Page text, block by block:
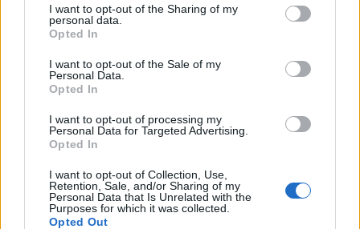
I want to opt-out of the Sharing of my
personal data.
Opted In
I want to opt-out of the Sale of my
Personal Data.
Opted In
I want to opt-out of processing my
Personal Data for Targeted Advertising.
Opted In
I want to opt-out of Collection, Use,
Retention, Sale, and/or Sharing of my
Personal Data that Is Unrelated with the
Purposes for which it was collected.
Opted Out
In evidenza